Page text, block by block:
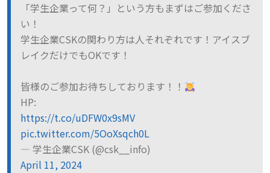
「学生企業って何？」という方もまずはご参加くださ
い！
学生企業CSKの関わり方は人それぞれです！アイスブ
レイクだけでもOKです！
皆様のご参加お待ちしております！！
HP:
https://t.co/uDFW0x9sMV
pic.twitter.com/5OoXsqch0L
— 学生企業CSK (@csk__info)
April 11, 2024